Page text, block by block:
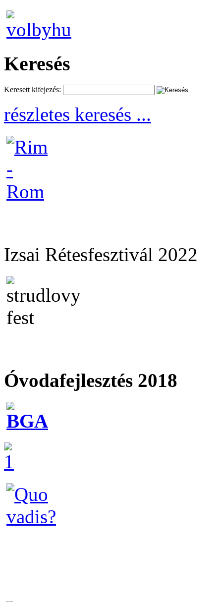
Keresés
Keresett kifejezés:
részletes keresés ...
Izsai Rétesfesztivál 2022
Óvodafejlesztés 2018